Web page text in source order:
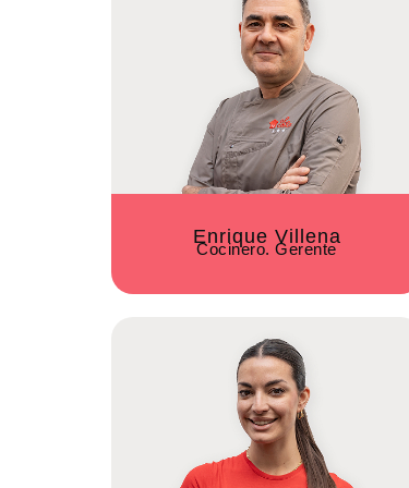
Enrique Villena
Cocinero. Gerente